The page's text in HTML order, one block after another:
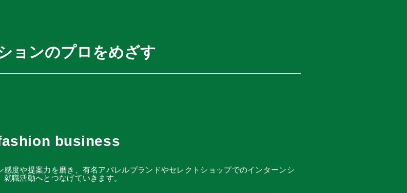
ョンのプロをめざす
business
度や提案力を磨き、有名アパレルブランドやセレクトショップでのインターンシ
職活動へとつなげていきます。